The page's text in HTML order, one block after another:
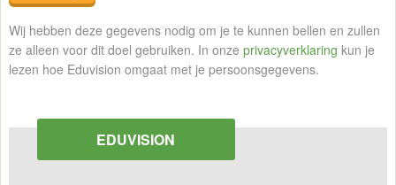
Wij hebben deze gegevens nodig om je te kunnen bellen en zullen
ze alleen voor dit doel gebruiken. In onze privacyverklaring kun je
lezen hoe Eduvision omgaat met je persoonsgegevens.
EDUVISION